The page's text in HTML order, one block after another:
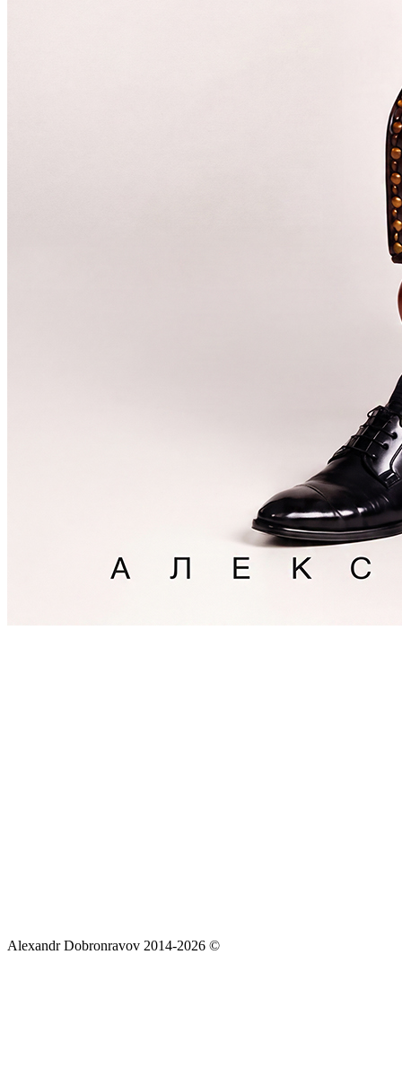
Alexandr Dobronravov 2014-2026 ©